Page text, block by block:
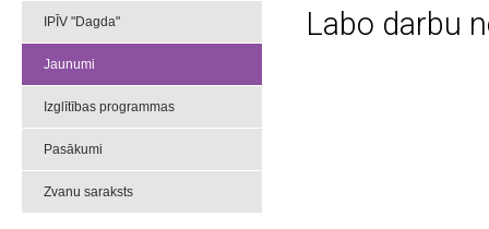
IPĪV "Dagda"
Jaunumi
Izglītības programmas
Pasākumi
Zvanu saraksts
Labo darbu